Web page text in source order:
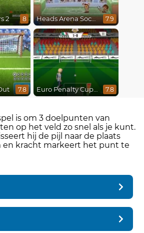
2 8 Heads Arena Soccer All Stars 7.9
7.8 Euro Penalty Cup 2021 7.8
is om 3 doelpunten van
op het veld zo snel als je kunt.
hij de pijl naar de plaats
en kracht markeert het punt te